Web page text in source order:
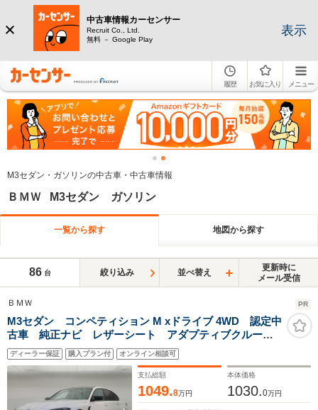
中古車情報カーセンサー
Recruit Co., Ltd.
無料 － Google Play
表示
履歴 お気に入り メニュー
M3セダン・ガソリンの中古車・中古車情報
ＢＭＷ M3セダン ガソリン
一覧から探す 地図から探す
86 台 絞り込み 並べ替え
更新時に
メール受信
ＢＭＷ PR
M3セダン コンペティション M xドライブ 4WD 認定中
古車 純正ナビ レザーシート アダプティブクルーズ
コントロール アラウンドビューモニター メモリー機
能付きパワーシート Harman/Kardon
ディーラー保証 購入プラン付 オンライン相談可
支払総額
1049.8万円
本体価格
1030.0万円